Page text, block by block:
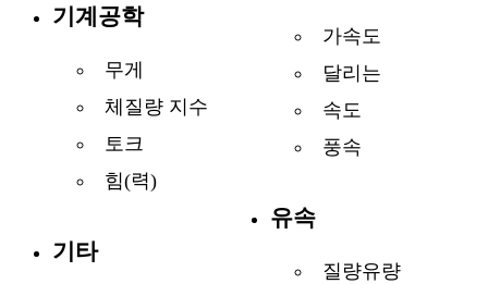
기계공학
무게
체질량 지수
토크
힘(력)
기타
가속도
달리는
속도
풍속
유속
질량유량